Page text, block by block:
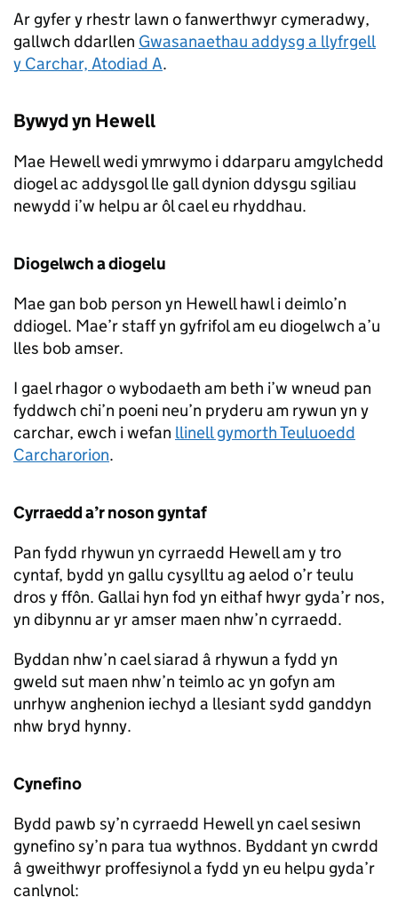
Ar gyfer y rhestr lawn o fanwerthwyr cymeradwy,
gallwch ddarllen Gwasanaethau addysg a llyfrgell
y Carchar, Atodiad A.
Bywyd yn Hewell
Mae Hewell wedi ymrwymo i ddarparu amgylchedd
diogel ac addysgol lle gall dynion ddysgu sgiliau
newydd i’w helpu ar ôl cael eu rhyddhau.
Diogelwch a diogelu
Mae gan bob person yn Hewell hawl i deimlo’n
ddiogel. Mae’r staff yn gyfrifol am eu diogelwch a’u
lles bob amser.
I gael rhagor o wybodaeth am beth i’w wneud pan
fyddwch chi’n poeni neu’n pryderu am rywun yn y
carchar, ewch i wefan llinell gymorth Teuluoedd
Carcharorion.
Cyrraedd a’r noson gyntaf
Pan fydd rhywun yn cyrraedd Hewell am y tro
cyntaf, bydd yn gallu cysylltu ag aelod o’r teulu
dros y ffôn. Gallai hyn fod yn eithaf hwyr gyda’r nos,
yn dibynnu ar yr amser maen nhw’n cyrraedd.
Byddan nhw’n cael siarad â rhywun a fydd yn
gweld sut maen nhw’n teimlo ac yn gofyn am
unrhyw anghenion iechyd a llesiant sydd ganddyn
nhw bryd hynny.
Cynefino
Bydd pawb sy’n cyrraedd Hewell yn cael sesiwn
gynefino sy’n para tua wythnos. Byddant yn cwrdd
â gweithwyr proffesiynol a fydd yn eu helpu gyda’r
canlynol: